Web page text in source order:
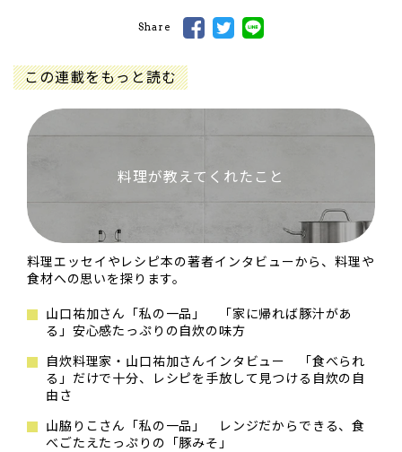
Share
この連載をもっと読む
料理が教えてくれたこと
料理エッセイやレシピ本の著者インタビューから、料理や
食材への思いを探ります。
山口祐加さん「私の一品」 「家に帰れば豚汁があ
る」安心感たっぷりの自炊の味方
自炊料理家・山口祐加さんインタビュー 「食べられ
る」だけで十分、レシピを手放して見つける自炊の自
由さ
山脇りこさん「私の一品」 レンジだからできる、食
べごたえたっぷりの「豚みそ」